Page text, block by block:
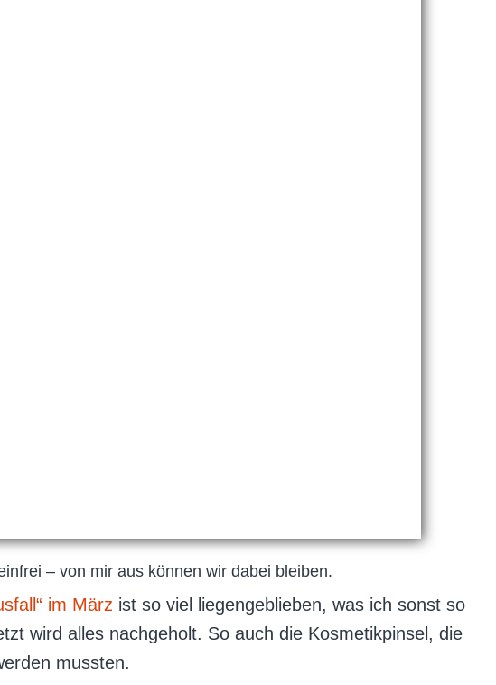
– von mir aus können wir dabei bleiben.
im März ist so viel liegengeblieben, was ich sonst so
wird alles nachgeholt. So auch die Kosmetikpinsel, die
mussten.